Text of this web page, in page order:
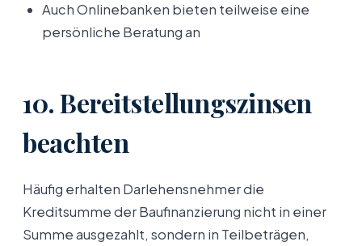
Auch Onlinebanken bieten teilweise eine
persönliche Beratung an
10. Bereitstellungszinsen
beachten
Häufig erhalten Darlehensnehmer die
Kreditsumme der Baufinanzierung nicht in einer
Summe ausgezahlt, sondern in Teilbeträgen,